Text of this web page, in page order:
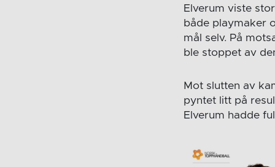
Elverum viste
både playmaker
mål selv. På
ble stoppet av
Mot slutten av
pyntet litt på
Elverum hadde